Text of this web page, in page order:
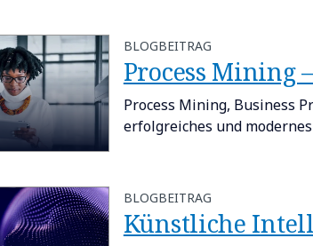
BLOGBEITRAG
Process Mining
Process Mining, Business
erfolgreiches und
BLOGBEITRAG
Künstliche